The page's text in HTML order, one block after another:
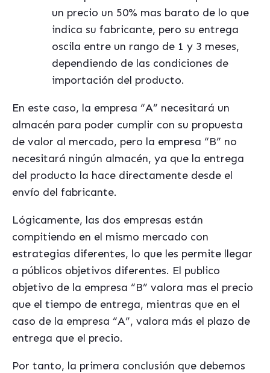
un precio un 50% mas barato de lo que
indica su fabricante, pero su entrega
oscila entre un rango de 1 y 3 meses,
dependiendo de las condiciones de
importación del producto.
En este caso, la empresa “A” necesitará un
almacén para poder cumplir con su propuesta
de valor al mercado, pero la empresa “B” no
necesitará ningún almacén, ya que la entrega
del producto la hace directamente desde el
envío del fabricante.
Lógicamente, las dos empresas están
compitiendo en el mismo mercado con
estrategias diferentes, lo que les permite llegar
a públicos objetivos diferentes. El publico
objetivo de la empresa “B” valora mas el precio
que el tiempo de entrega, mientras que en el
caso de la empresa “A”, valora más el plazo de
entrega que el precio.
Por tanto, la primera conclusión que debemos